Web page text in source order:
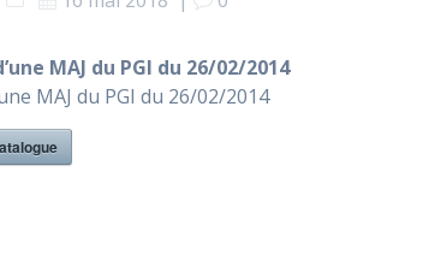
MAJ du PGI du 26/02/2014
MAJ du PGI du 26/02/2014